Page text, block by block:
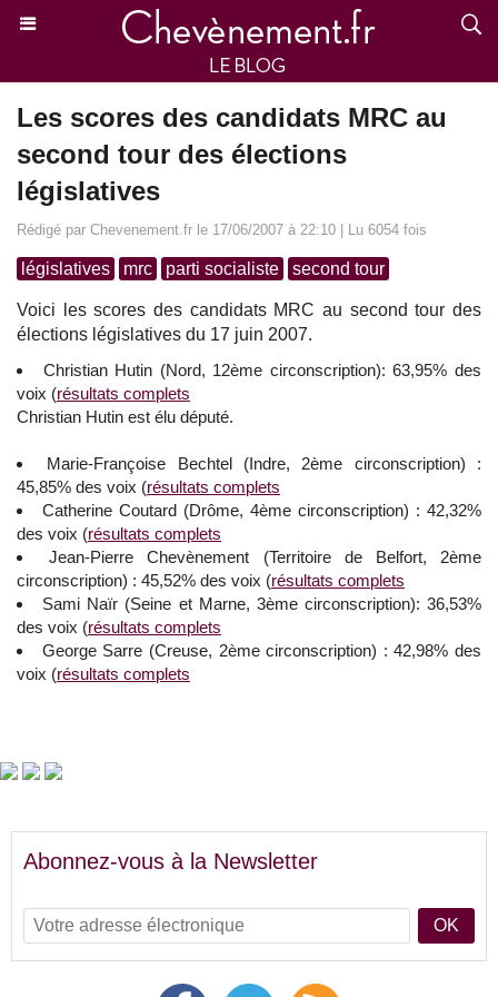
Les scores des candidats MRC au
second tour des élections
législatives
Rédigé par Chevenement.fr le 17/06/2007 à 22:10 | Lu 6054 fois
législatives mrc parti socialiste second tour
Voici les scores des candidats MRC au second tour des
élections législatives du 17 juin 2007.
Christian Hutin (Nord, 12ème circonscription): 63,95% des
voix (résultats complets
Christian Hutin est élu député.
Marie-Françoise Bechtel (Indre, 2ème circonscription) :
45,85% des voix (résultats complets
Catherine Coutard (Drôme, 4ème circonscription) : 42,32%
des voix (résultats complets
Jean-Pierre Chevènement (Territoire de Belfort, 2ème
circonscription) : 45,52% des voix (résultats complets
Sami Naïr (Seine et Marne, 3ème circonscription): 36,53%
des voix (résultats complets
George Sarre (Creuse, 2ème circonscription) : 42,98% des
voix (résultats complets
Abonnez-vous à la Newsletter
OK